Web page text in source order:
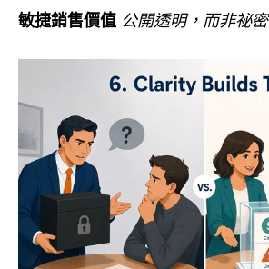
敏捷銷售價值 公開透明，而非祕密